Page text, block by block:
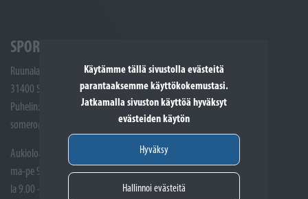
Käytämme tällä sivustolla evästeitä
parantaaksemme käyttökokemustasi.
Jatkamalla sivuston käyttöä hyväksyt
evästeiden käytön
Hyväksy
Hallinnoi evästeitä
SPORTTIKONE SOMERO
Ruunalantie 5
31400 Somero
Puhelin: (02) 748 9300
somero@sporttikone.fi
Aukioloajat
ma-pe 9.00 - 17.00
la 9.00 - 14.00